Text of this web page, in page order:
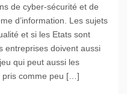
de cyber-sécurité et de
d’information. Les sujets
et si les Etats sont
entreprises doivent aussi
qui peut aussi les
pris comme peu […]